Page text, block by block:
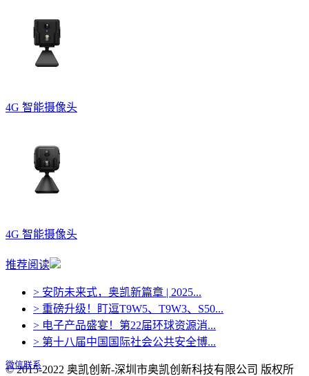
4G 智能摄像头
4G 智能摄像头
推荐阅读
> 安防未来式，奥凯新篇章 | 2025...
> 重磅升级！盯逗T9W5、T9W3、S50...
> 电子产品盛宴！第22届环球资源消...
> 第十八届中国国际社会公共安全博...
© 2015-2022 奥凯创新-深圳市奥凯创新科技有限公司 版权所
微信联系